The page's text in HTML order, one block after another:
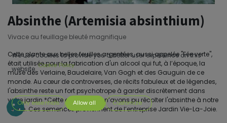
Absinthe (Artemisia absinthium)
Vivace au feuillage bleuté magnifique
Cette plante aux belles feuilles argentées, aussi appelée "Fée verte",
était utilisée pour la fabrication d'un alcool qui fut, à l’époque, la
muse des Verlaine, Baudelaire, Van Gogh et des Gauguin de ce
monde. Au cœur de controverses, de récits fabuleux et de légendes,
l'absinthe reste un fort psychotrope à garder discrètement dans
votre jardin.*Cette année, nous n’avons pu récolter l'absinthe à notre
ferme. Ces semences proviennent de l’entreprise Jardin Vie-La-Joie.
We use cookies to provide you a better user experience on this
website. Cookie Policy
Only essentials Allow all Customize